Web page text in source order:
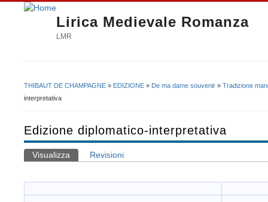
Lirica Medievale Romanza
LMR
Tu sei qui
THIBAUT DE CHAMPAGNE » EDIZIONE » De ma dame souvenir » Tradizione
interpretativa
Edizione diplomatico-interpretativa
Schede primarie
Visualizza (scheda attiva)
Revisioni